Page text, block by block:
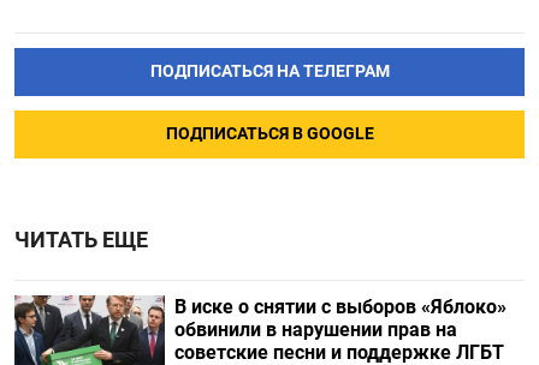
ПОДПИСАТЬСЯ НА ТЕЛЕГРАМ
ПОДПИСАТЬСЯ В GOOGLE
ЧИТАТЬ ЕЩЕ
В иске о снятии с выборов «Яблоко»
обвинили в нарушении прав на
советские песни и поддержке ЛГБТ